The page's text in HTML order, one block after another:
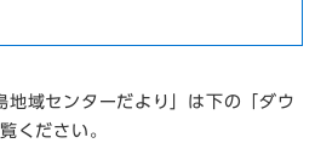
地域センターだより」は下の「ダウ
ください。